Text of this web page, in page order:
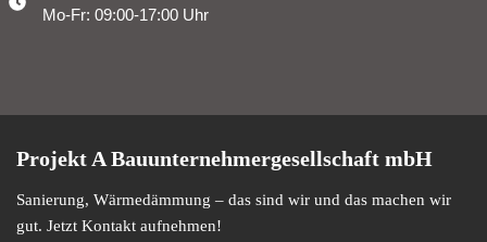
Mo-Fr: 09:00-17:00 Uhr
Projekt A Bauunternehmergesellschaft mbH
Sanierung, Wärmedämmung – das sind wir und das machen wir
gut. Jetzt Kontakt aufnehmen!